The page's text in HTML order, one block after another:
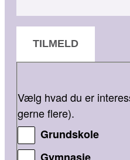
TILMELD
Vælg hvad du er
gerne flere).
Grundskole
Gymnasie